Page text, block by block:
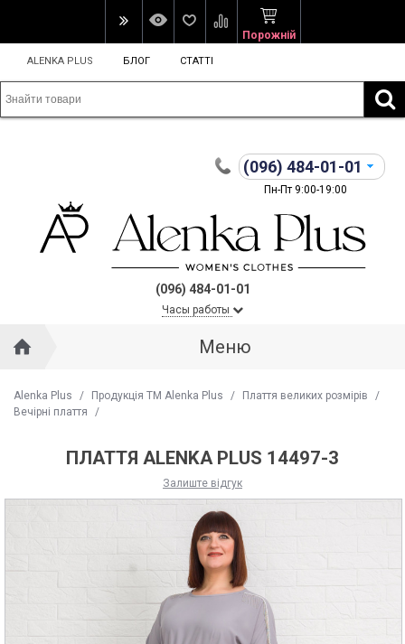
Порожній
ALENKA PLUS БЛОГ СТАТТІ
(096) 484-01-01
Пн-Пт 9:00-19:00
(096) 484-01-01
Часы работы
Меню
Alenka Plus / Продукція ТМ Alenka Plus / Плаття великих розмірів
/
Вечірні плаття
/
ПЛАТТЯ ALENKA PLUS 14497-3
Залиште відгук